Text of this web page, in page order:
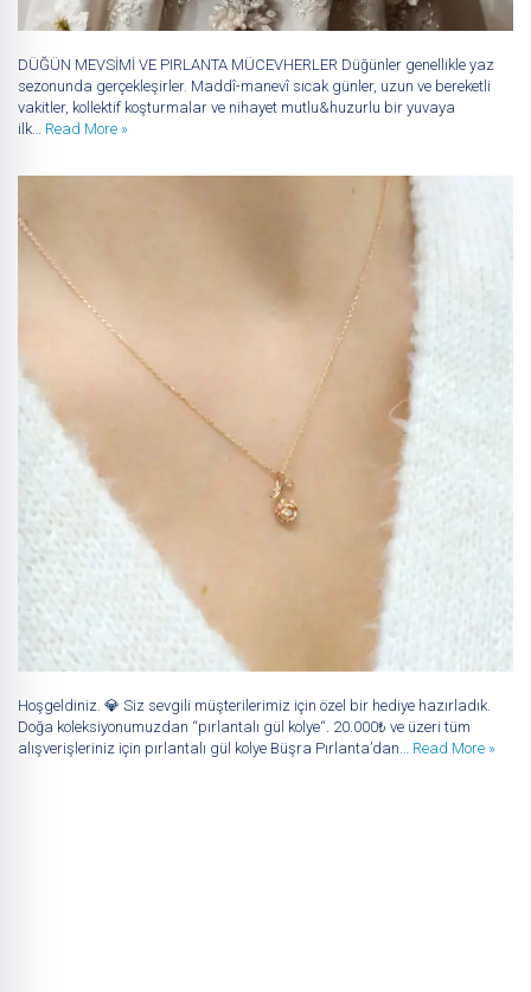
DÜĞÜN MEVSİMİ VE PIRLANTA MÜCEVHERLER Düğünler genellikle yaz
sezonunda gerçekleşirler. Maddî-manevî sıcak günler, uzun ve bereketli
vakitler, kollektif koşturmalar ve nihayet mutlu&huzurlu bir yuvaya
ilk… Read More »
Hoşgeldiniz. 💎 Siz sevgili müşterilerimiz için özel bir hediye hazırladık.
Doğa koleksiyonumuzdan “pırlantalı gül kolye“. 20.000₺ ve üzeri tüm
alışverişleriniz için pırlantalı gül kolye Büşra Pırlanta’dan… Read More »